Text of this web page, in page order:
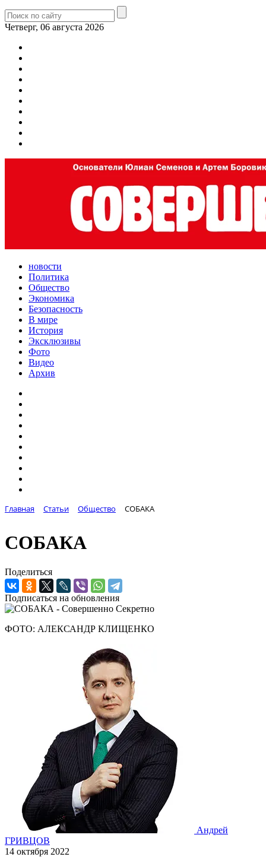
Четверг, 06 августа 2026
новости
Политика
Общество
Экономика
Безопасность
В мире
История
Эксклюзивы
Фото
Видео
Архив
Главная Статьи Общество СОБАКА
СОБАКА
Поделиться
Подписаться на обновления
ФОТО: АЛЕКСАНДР КЛИЩЕНКО
Андрей
ГРИВЦОВ
14 октября 2022